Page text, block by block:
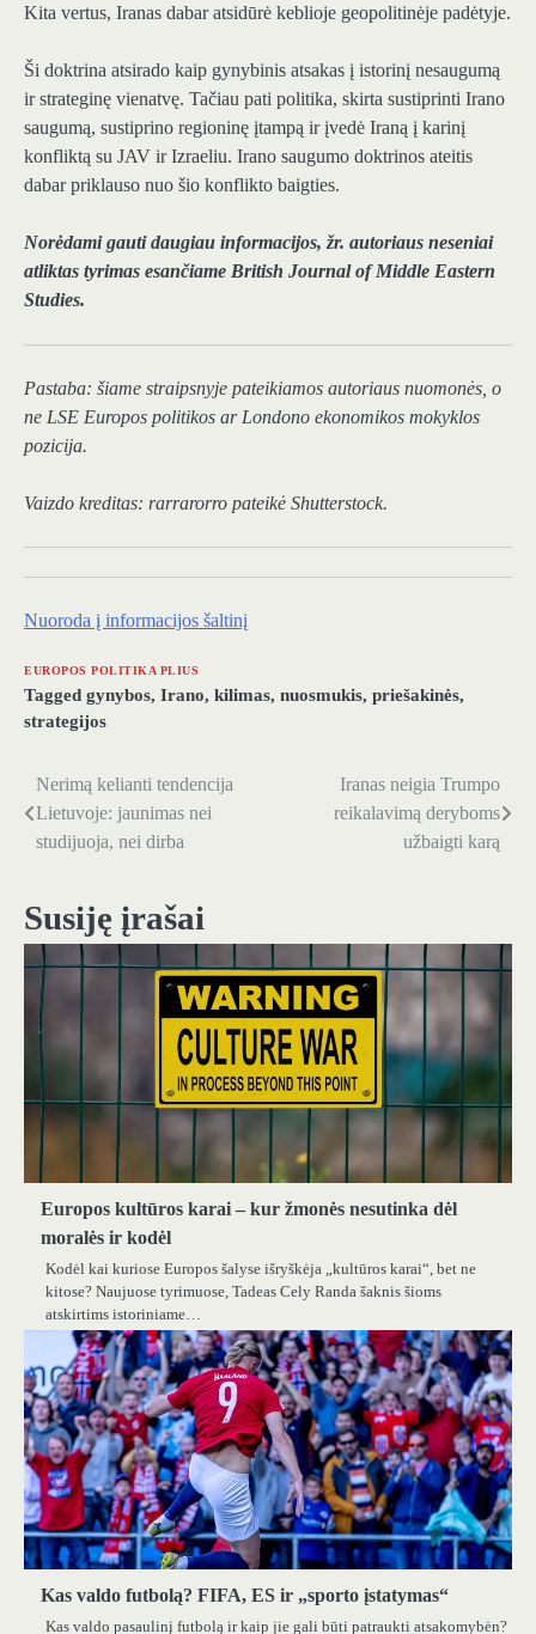
Kita vertus, Iranas dabar atsidūrė keblioje geopolitinėje padėtyje.
Ši doktrina atsirado kaip gynybinis atsakas į istorinį nesaugumą
ir strateginę vienatvę. Tačiau pati politika, skirta sustiprinti Irano
saugumą, sustiprino regioninę įtampą ir įvedė Iraną į karinį
konfliktą su JAV ir Izraeliu. Irano saugumo doktrinos ateitis
dabar priklauso nuo šio konflikto baigties.
Norėdami gauti daugiau informacijos, žr. autoriaus neseniai
atliktas tyrimas esančiame British Journal of Middle Eastern
Studies.
Pastaba: šiame straipsnyje pateikiamos autoriaus nuomonės, o
ne LSE Europos politikos ar Londono ekonomikos mokyklos
pozicija.
Vaizdo kreditas: rarrarorro pateikė Shutterstock.
Nuoroda į informacijos šaltinį
EUROPOS POLITIKA PLIUS
Tagged gynybos, Irano, kilimas, nuosmukis, priešakinės,
strategijos
Navigacija
tarp
Nerimą kelianti tendencija
Lietuvoje: jaunimas nei
studijuoja, nei dirba
Iranas neigia Trumpo
reikalavimą deryboms
užbaigti karą
Susiję įrašai
Europos kultūros karai – kur žmonės nesutinka dėl
moralės ir kodėl
Kodėl kai kuriose Europos šalyse išryškėja „kultūros karai“, bet ne
kitose? Naujuose tyrimuose, Tadeas Cely Randa šaknis šioms
atskirtims istoriniame…
Kas valdo futbolą? FIFA, ES ir „sporto įstatymas“
Kas valdo pasaulinį futbolą ir kaip jie gali būti patraukti atsakomybėn?